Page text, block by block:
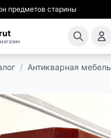
предметов старины
МЕБЕЛИ
/ Антикварная мебель